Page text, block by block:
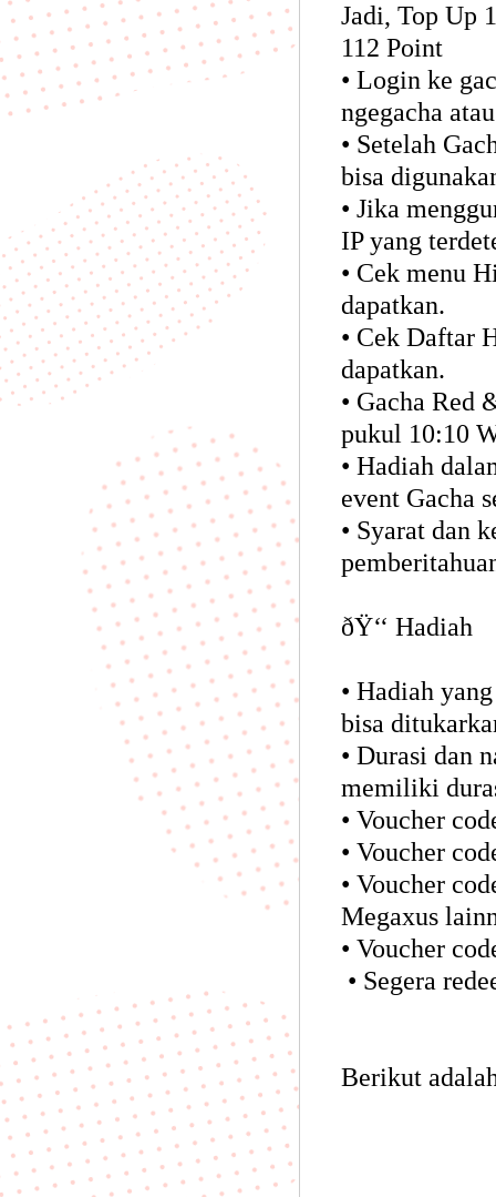
Jadi, Top Up
112 Point
• Login ke
ngegacha
• Setelah
bisa
• Jika
IP yang
• Cek menu
dapatkan.
• Cek Daftar
dapatkan.
• Gacha Red
pukul 10:10
• Hadiah
event Gacha
• Syarat dan
ðŸ‘‘ Hadiah
• Hadiah
bisa
• Durasi dan
memiliki
• Voucher
• Voucher
• Voucher
Megaxus
• Voucher
• Segera
Berikut